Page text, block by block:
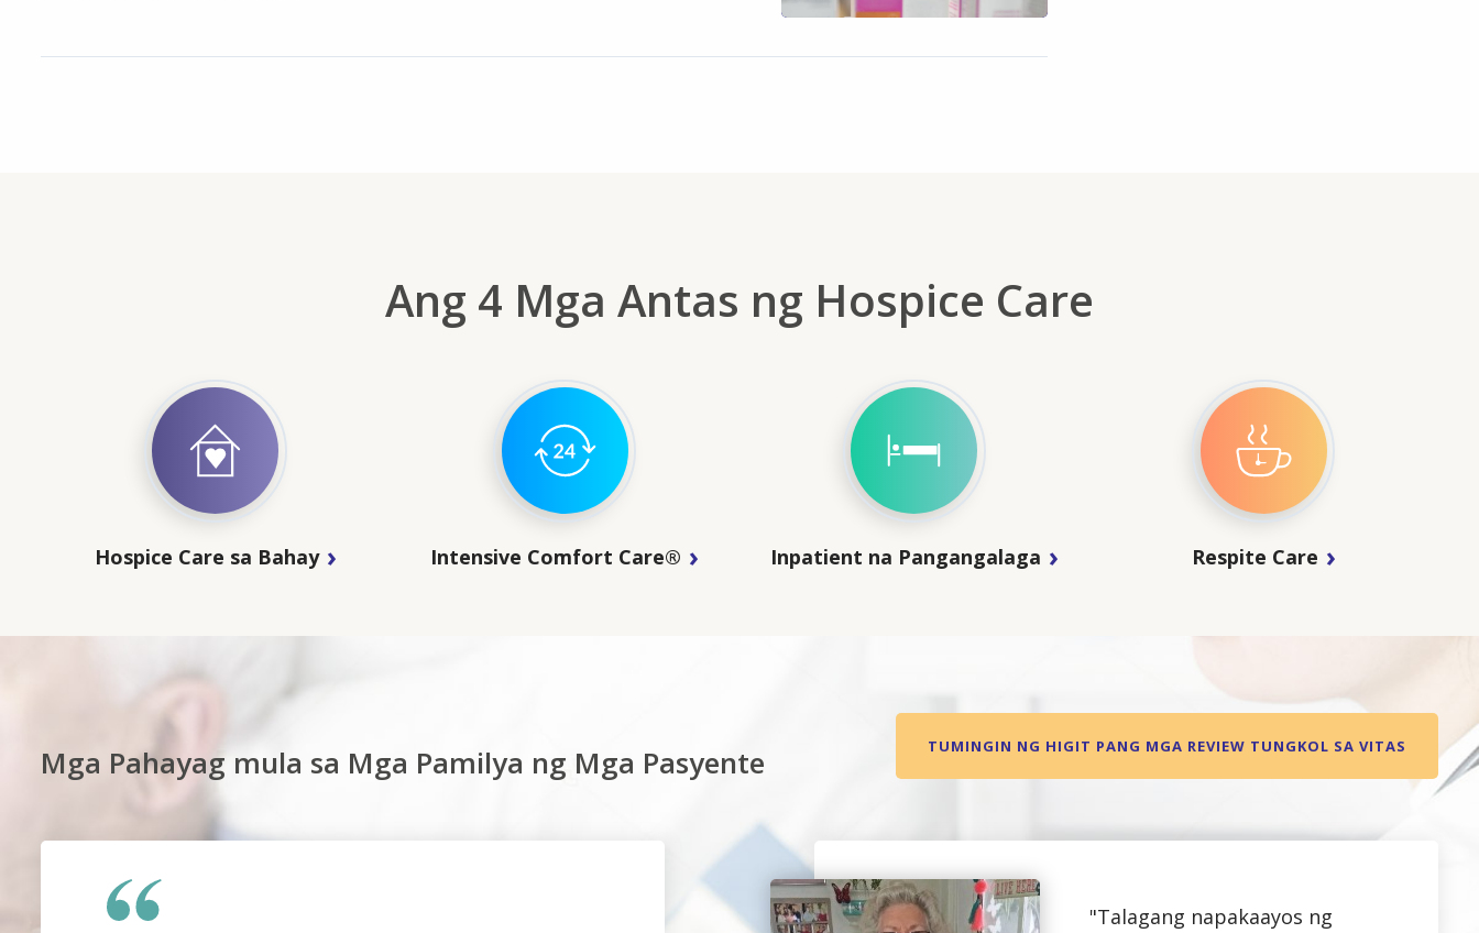
Ang 4 Mga Antas ng Hospice Care
Hospice Care sa Bahay Intensive Comfort Care® Inpatient na Pangangalaga Respite Care
Mga Pahayag mula sa Mga Pamilya ng Mga Pasyente
"Talagang napakaayos ng
TUMINGIN NG HIGIT PANG MGA REVIEW TUNGKOL SA VITAS